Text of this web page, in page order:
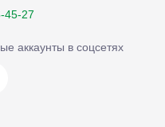
45-27
аккаунты в соцсетях